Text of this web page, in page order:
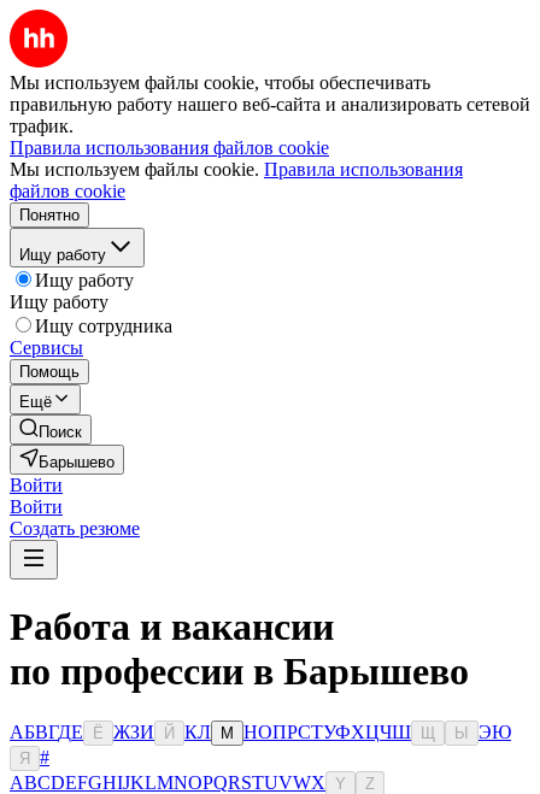
Мы используем файлы cookie, чтобы обеспечивать
правильную работу нашего веб-сайта и анализировать сетевой
трафик.
Правила использования файлов cookie
Мы используем файлы cookie. Правила использования
файлов cookie
Понятно
Ищу работу
Ищу работу
Ищу работу
Ищу сотрудника
Сервисы
Помощь
Ещё
Поиск
Барышево
Войти
Войти
Создать резюме
Работа и вакансии
по профессии в Барышево
АБВГДЕ Ё ЖЗИ Й КЛ М НОПРСТУФХЦЧШ Ы ЭЮ
Я
#
ABCDEFGHIJKLMNOPQRSTUVWX Y Z